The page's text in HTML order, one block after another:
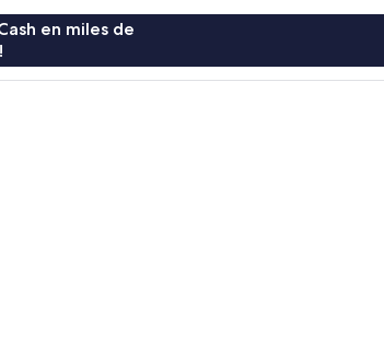
en miles de